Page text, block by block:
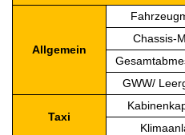
Allgemein
Chassis-
GWW/
Taxi